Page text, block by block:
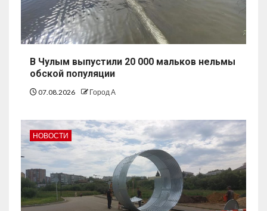
В Чулым выпустили 20 000 мальков нельмы
обской популяции
07.08.2026 Город А
НОВОСТИ